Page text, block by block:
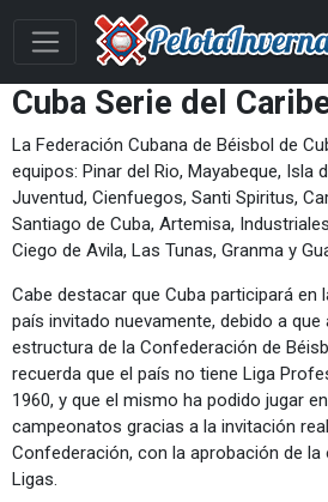
Cuba Serie del
La Federación Cubana de Béisbol de
equipos: Pinar del Rio, Mayabeque, Isla
Juventud, Cienfuegos, Santi Spiritus,
Santiago de Cuba, Artemisa,
Ciego de Avila, Las Tunas, Granma y
Cabe destacar que Cuba participará en
país invitado nuevamente, debido a
estructura de la Confederación de
recuerda que el país no tiene Liga
1960, y que el mismo ha podido jugar
campeonatos gracias a la invitación
Confederación, con la aprobación de la
Ligas.